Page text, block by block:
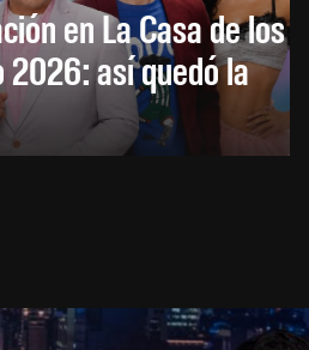
en La Casa de los
2026: así quedó la